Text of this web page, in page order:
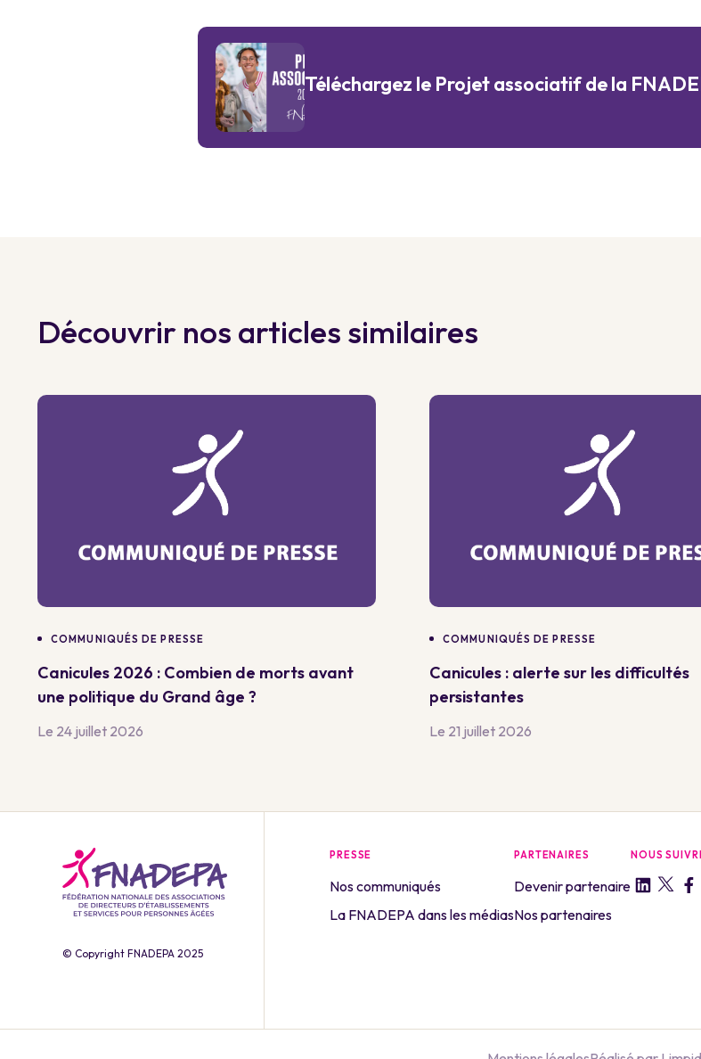
Téléchargez le Projet associatif de la
Découvrir nos articles similaires
COMMUNIQUÉS DE PRESSE
Canicules 2026 : Combien de morts avant
une politique du Grand âge ?
Le 24 juillet 2026
COMMUNIQUÉS DE PRESSE
Canicules : alerte sur les difficultés
persistantes
Le 21 juillet 2026
© Copyright FNADEPA 2025
PRESSE
Nos communiqués
La FNADEPA dans les médias
PARTENAIRES
Devenir partenaire
Nos partenaires
NOUS